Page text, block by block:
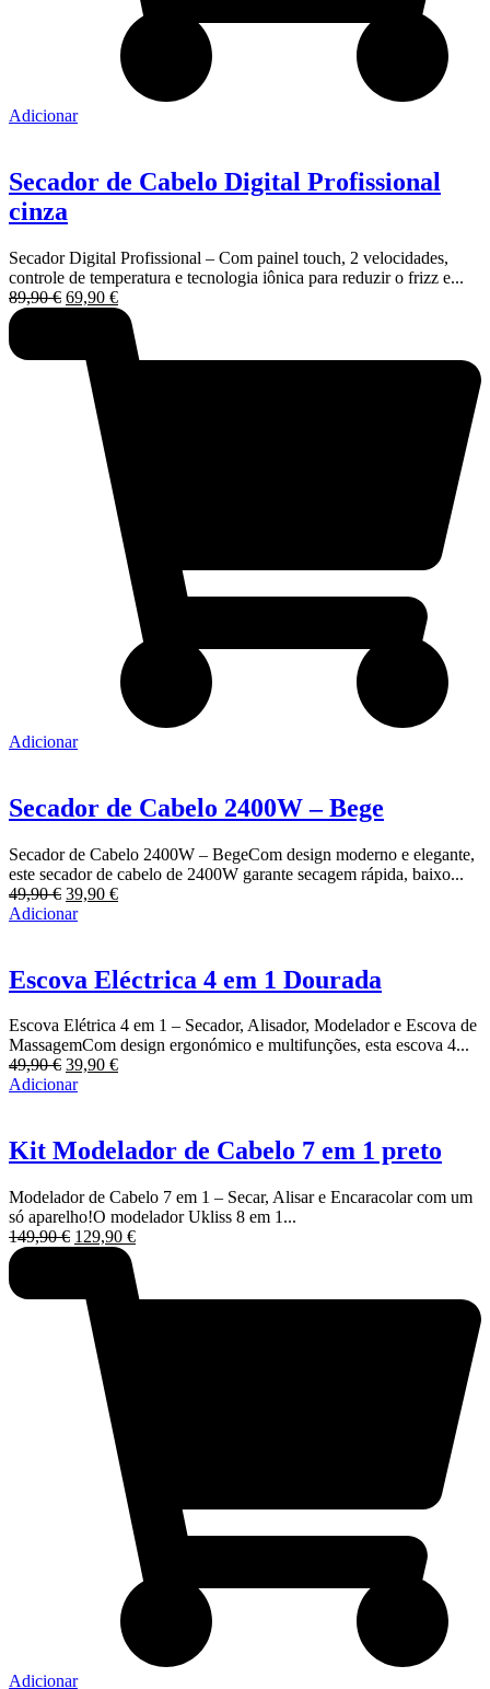
Adicionar
Secador de Cabelo Digital Profissional
cinza
Secador Digital Profissional – Com painel touch, 2 velocidades,
controle de temperatura e tecnologia iônica para reduzir o frizz e...
89,90€ O
89,90 €.
69,90 €O
preço
atual
Adicionar
Secador de Cabelo 2400W – Bege
Secador de Cabelo 2400W – BegeCom design moderno e elegante,
este secador de cabelo de 2400W garante secagem rápida, baixo...
49,90€ O
preço
49,90 €.
39,90 €O
39,90 €.
Adicionar
Escova Eléctrica 4 em 1 Dourada
Escova Elétrica 4 em 1 – Secador, Alisador, Modelador e Escova de
MassagemCom design ergonómico e multifunções, esta escova 4...
49,90€ O
preço
49,90 €.
39,90 €O
39,90 €.
Adicionar
Kit Modelador de Cabelo 7 em 1 preto
Modelador de Cabelo 7 em 1 – Secar, Alisar e Encaracolar com um
só aparelho!O modelador Ukliss 8 em 1...
149,90€ O
149,90 €.
129,90 €O
atual
é:
Adicionar